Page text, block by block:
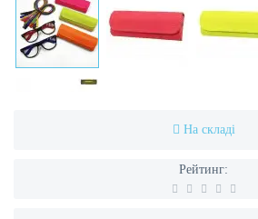
На складі
Рейтинг: